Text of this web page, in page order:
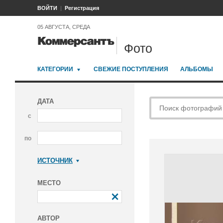
ВОЙТИ Регистрация
05 АВГУСТА, СРЕДА
Фото
КАТЕГОРИИ СВЕЖИЕ ПОСТУПЛЕНИЯ АЛЬБОМЫ
ДАТА
с
по
ИСТОЧНИК
МЕСТО
АВТОР